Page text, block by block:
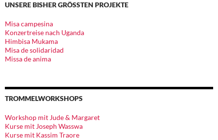
UNSERE BISHER GRÖSSTEN PROJEKTE
Misa campesina
Konzertreise nach Uganda
Himbisa Mukama
Misa de solidaridad
Missa de anima
TROMMELWORKSHOPS
Workshop mit Jude & Margaret
Kurse mit Joseph Wasswa
Kurse mit Kassim Traore